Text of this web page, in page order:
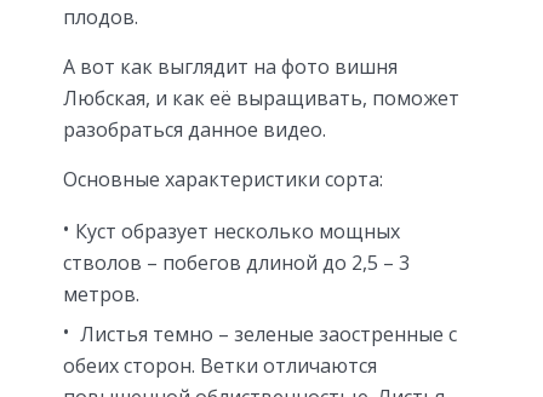
плодов.
А вот как выглядит на фото вишня
Любская, и как её выращивать, поможет
разобраться данное видео.
Основные характеристики сорта:
Куст образует несколько мощных
стволов – побегов длиной до 2,5 – 3
метров.
Листья темно – зеленые заостренные с
обеих сторон. Ветки отличаются